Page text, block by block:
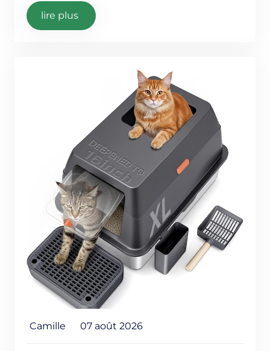
lire plus
Camille 07 août 2026